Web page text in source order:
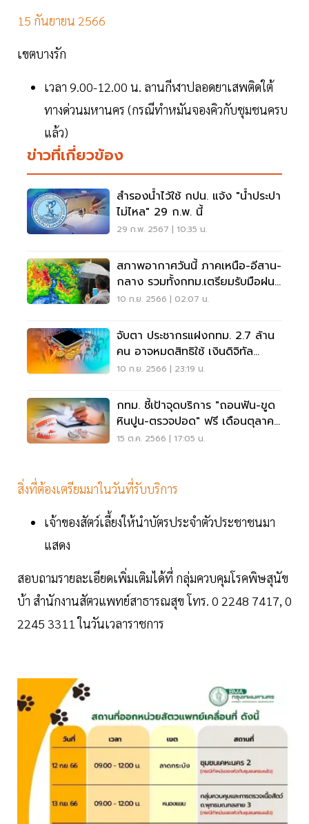
15 กันยายน 2566
เขตบางรัก
เวลา 9.00-12.00 น. ลานกีฬาปลอดยาเสพติดใต้
ทางด่วนมหานคร (กรณีทำหมันจองคิวกับชุมชนครบ
แล้ว)
ข่าวที่เกี่ยวข้อง
สำรองน้ำไว้ใช้ กปน. แจ้ง "น้ำประปา
ไม่ไหล" 29 ก.พ. นี้
29 ก.พ. 2567 | 10:35 น.
สภาพอากาศวันนี้ ภาคเหนือ-อีสาน-
กลาง รวมทั้งกทม.เตรียมรับมือฝน
ตก
10 ก.ย. 2566 | 02:07 น.
จับตา ประชากรแฝงกทม. 2.7 ล้าน
คน อาจหมดสิทธิใช้ เงินดิจิทัล
10000 บาท
10 ก.ย. 2566 | 23:19 น.
กทม. ชี้เป้าจุดบริการ "ถอนฟัน-ขูด
หินปูน-ตรวจปอด" ฟรี เดือนตุลาคม
2566
15 ต.ค. 2566 | 17:05 น.
สิ่งที่ต้องเตรียมมาในวันที่รับบริการ
เจ้าของสัตว์เลี้ยงให้นำบัตรประจำตัวประชาชนมา
แสดง
สอบถามรายละเอียดเพิ่มเติมได้ที่ กลุ่มควบคุมโรคพิษสุนัข
บ้า สำนักงานสัตวแพทย์สาธารณสุข โทร. 0 2248 7417, 0
2245 3311 ในวันเวลาราชการ